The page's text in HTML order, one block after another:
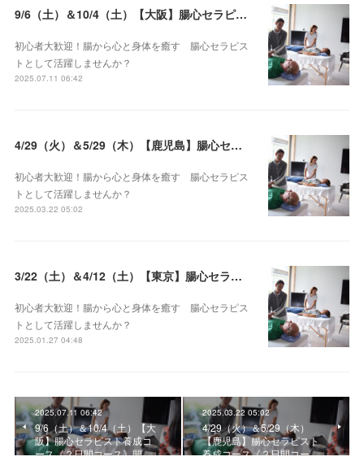
9/6（土）＆10/4（土）【大阪】腸心セラピスト養成コース《２日間コース》開講決定
初心者大歓迎！腸から心と身体を癒す 腸心セラピス
トとして活躍しませんか？
2025.07.11 06:42
4/29（火）＆5/29（木）【鹿児島】腸心セラピスト養成コース《２日間コース》開講決定
初心者大歓迎！腸から心と身体を癒す 腸心セラピス
トとして活躍しませんか？
2025.03.22 05:02
3/22（土）＆4/12（土）【東京】腸心セラピスト養成コース《２日間コース》開講決定
初心者大歓迎！腸から心と身体を癒す 腸心セラピス
トとして活躍しませんか？
2025.01.27 04:48
2025.07.11 06:42
9/6（土）＆10/4（土）【大
阪】腸心セラピスト養成コ
ース《２日間コース》開…
2025.03.22 05:02
4/29（火）＆5/29（木）
【鹿児島】腸心セラピスト
養成コース《２日間コー…